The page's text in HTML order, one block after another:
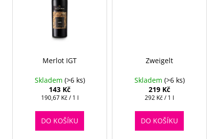
Merlot IGT
Skladem (>6 ks)
143 Kč
Měrná
190,67 Kč / 1 l
DO KOŠÍKU
Zweigelt
Skladem (>6 ks)
219 Kč
Měrná
292 Kč / 1 l
DO KOŠÍKU